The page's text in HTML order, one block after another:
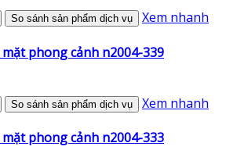
So sánh sản phẩm dịch vụ Xem nhanh
phong cảnh n2004-339
So sánh sản phẩm dịch vụ Xem nhanh
phong cảnh n2004-333